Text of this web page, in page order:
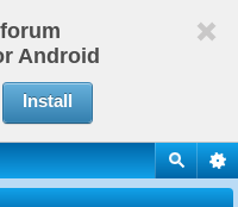
Android
Install